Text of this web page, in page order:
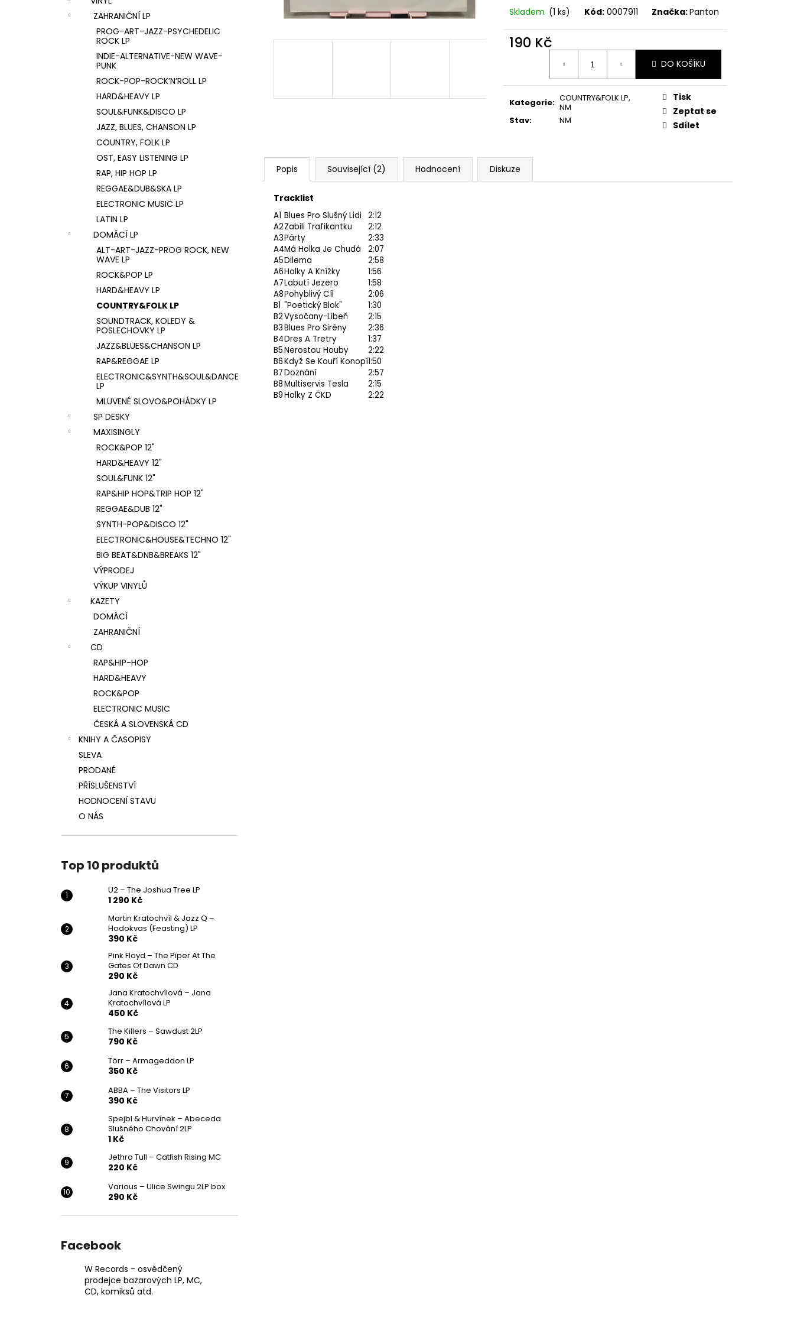
ZAHRANIČNÍ LP
PROG-ART-JAZZ-PSYCHEDELIC
ROCK LP
INDIE-ALTERNATIVE-NEW WAVE-
PUNK
ROCK-POP-ROCK’N’ROLL LP
HARD&HEAVY LP
SOUL&FUNK&DISCO LP
JAZZ, BLUES, CHANSON LP
COUNTRY, FOLK LP
OST, EASY LISTENING LP
RAP, HIP HOP LP
REGGAE&DUB&SKA LP
ELECTRONIC MUSIC LP
LATIN LP
DOMÁCÍ LP
ALT-ART-JAZZ-PROG ROCK, NEW
WAVE LP
ROCK&POP LP
HARD&HEAVY LP
COUNTRY&FOLK LP
SOUNDTRACK, KOLEDY &
POSLECHOVKY LP
JAZZ&BLUES&CHANSON LP
RAP&REGGAE LP
ELECTRONIC&SYNTH&SOUL&DANCE
LP
MLUVENÉ SLOVO&POHÁDKY LP
SP DESKY
MAXISINGLY
ROCK&POP 12"
HARD&HEAVY 12"
SOUL&FUNK 12"
RAP&HIP HOP&TRIP HOP 12"
REGGAE&DUB 12"
SYNTH-POP&DISCO 12"
ELECTRONIC&HOUSE&TECHNO 12"
BIG BEAT&DNB&BREAKS 12"
VÝPRODEJ
VÝKUP VINYLŮ
KAZETY
DOMÁCÍ
ZAHRANIČNÍ
CD
RAP&HIP-HOP
HARD&HEAVY
ROCK&POP
ELECTRONIC MUSIC
ČESKÁ A SLOVENSKÁ CD
KNIHY A ČASOPISY
SLEVA
PRODANÉ
PŘÍSLUŠENSTVÍ
HODNOCENÍ STAVU
O NÁS
Top 10 produktů
U2 – The Joshua Tree LP
1 290 Kč
Martin Kratochvíl & Jazz Q ‎–
Hodokvas (Feasting) LP
390 Kč
Pink Floyd – The Piper At The
Gates Of Dawn CD
290 Kč
Jana Kratochvílová – Jana
Kratochvílová LP
450 Kč
The Killers – Sawdust 2LP
790 Kč
Törr – Armageddon LP
350 Kč
ABBA – The Visitors LP
390 Kč
Spejbl & Hurvínek – Abeceda
Slušného Chování 2LP
1 Kč
Jethro Tull – Catfish Rising MC
220 Kč
Various ‎– Ulice Swingu 2LP box
290 Kč
Facebook
W Records - osvědčený
prodejce bazarových LP, MC,
CD, komiksů atd.
Skladem (1 ks) Kód: 0007911 Značka:Panton
190 Kč
DO KOŠÍKU
Kategorie: COUNTRY&FOLK LP,
NM
Stav: NM
Tisk
Zeptat se
Sdílet
Popis Související (2) Hodnocení Diskuze
Tracklist
A1 Blues Pro Slušný Lidi
2:12
A2Zabili Trafikantku
2:12
A3Párty
2:33
A4Má Holka Je Chudá
2:07
A5Dilema
2:58
A6Holky A Knížky
1:56
A7Labutí Jezero
1:58
A8Pohyblivý Cíl
2:06
B1 "Poetický Blok"
1:30
B2Vysočany-Libeň
2:15
B3Blues Pro Sirény
2:36
B4Dres A Tretry
1:37
B5Nerostou Houby
2:22
B6Když Se Kouří Konopí1:50
B7Doznání
2:57
B8Multiservis Tesla
2:15
B9Holky Z ČKD 2:22
U2 – THE JOSHUA TREE LP
1 290 Kč
HODOKVAS (FEASTING) LP
OF DAWN CD